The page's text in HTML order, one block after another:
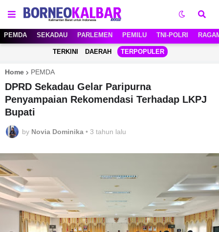
PEMDA SEKADAU PARLEMEN PEMILU TNI-POLRI
TERKINI DAERAH TERPOPULER
Home PEMDA
DPRD Sekadau Gelar Paripurna
Penyampaian Rekomendasi Terhadap LKPJ
Bupati
by Novia Dominika • 3 tahun lalu